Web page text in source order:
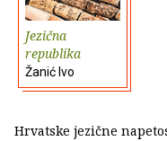
Jezična
republika
Žanić Ivo
Hrvatske jezične